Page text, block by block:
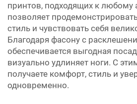
принтов, подходящих к любому
позволяет
стиль и чувствовать себя
Благодаря фасону с
обеспечивается выгодная
визуально удлиняет ноги. С
получаете комфорт, стиль и
одновременно.